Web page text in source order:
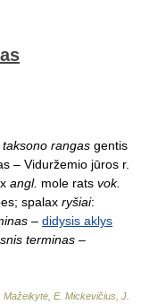
taksono rangas gentis
– Viduržemio jūros r.
angl. mole rats vok.
spalax ryšiai:
– didysis aklys
terminas –
Mažeikytė, E. Mickevičius, J.